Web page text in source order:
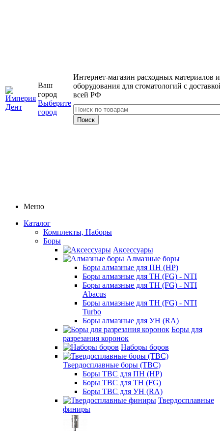
Ваш
город
Выберите
город
Интернет-магазин расходных материалов и
оборудования для стоматологий с
всей РФ
Меню
Каталог
Комплекты, Наборы
Боры
Аксессуары
Алмазные боры
Боры алмазные для ПН (HP)
Боры алмазные для ТН (FG) - NTI
Боры алмазные для ТН (FG) - NTI
Abacus
Боры алмазные для ТН (FG) - NTI
Turbo
Боры алмазные для УН (RA)
Боры для
разрезания коронок
Наборы боров
Твердосплавные боры (ТВС)
Боры ТВС для ПН (HP)
Боры ТВС для ТН (FG)
Боры ТВС для УН (RA)
Твердосплавные
финиры